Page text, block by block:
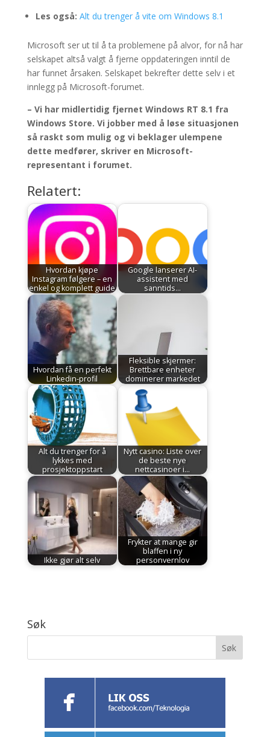
Les også: Alt du trenger å vite om Windows 8.1
Microsoft ser ut til å ta problemene på alvor, for nå har
selskapet altså valgt å fjerne oppdateringen inntil de
har funnet årsaken. Selskapet bekrefter dette selv i et
innlegg på Microsoft-forumet.
– Vi har midlertidig fjernet Windows RT 8.1 fra
Windows Store. Vi jobber med å løse situasjonen
så raskt som mulig og vi beklager ulempene
dette medfører, skriver en Microsoft-
representant i forumet.
Relatert:
Hvordan kjøpe
Instagram følgere – en
enkel og komplett guide
Google lanserer AI-
assistent med
sanntids…
Hvordan få en perfekt
Linkedin-profil
Fleksible skjermer:
Brettbare enheter
dominerer markedet
Alt du trenger for å
lykkes med
prosjektoppstart
Nytt casino: Liste over
de beste nye
nettcasinoer i…
Ikke gjør alt selv
Frykter at mange gir
blaffen i ny
personvernlov
Søk